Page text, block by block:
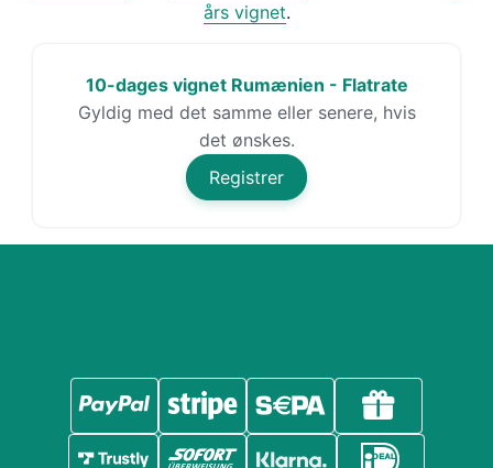
års vignet.
10-dages vignet Rumænien - Flatrate
Gyldig med det samme eller senere, hvis
det ønskes.
Registrer